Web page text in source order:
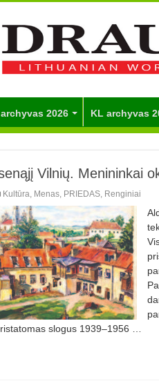
archyvas 2026 KL archyvas
Vilnių. Menininkai
Kultūra Menas, PRIEDAS, Renginiai
slogus 1939–1956 …